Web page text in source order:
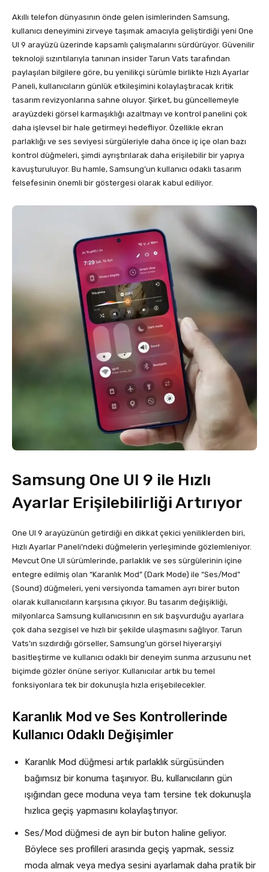
Akıllı telefon dünyasının önde gelen isimlerinden Samsung,
kullanıcı deneyimini zirveye taşımak amacıyla geliştirdiği yeni One
UI 9 arayüzü üzerinde kapsamlı çalışmalarını sürdürüyor. Güvenilir
teknoloji sızıntılarıyla tanınan insider Tarun Vats tarafından
paylaşılan bilgilere göre, bu yenilikçi sürümle birlikte Hızlı Ayarlar
Paneli, kullanıcıların günlük etkileşimini kolaylaştıracak kritik
tasarım revizyonlarına sahne oluyor. Şirket, bu güncellemeyle
arayüzdeki görsel karmaşıklığı azaltmayı ve kontrol panelini çok
daha işlevsel bir hale getirmeyi hedefliyor. Özellikle ekran
parlaklığı ve ses seviyesi sürgüleriyle daha önce iç içe olan bazı
kontrol düğmeleri, şimdi ayrıştırılarak daha erişilebilir bir yapıya
kavuşturuluyor. Bu hamle, Samsung’un kullanıcı odaklı tasarım
felsefesinin önemli bir göstergesi olarak kabul ediliyor.
Samsung One UI 9 ile Hızlı
Ayarlar Erişilebilirliği Artırıyor
One UI 9 arayüzünün getirdiği en dikkat çekici yeniliklerden biri,
Hızlı Ayarlar Paneli’ndeki düğmelerin yerleşiminde gözlemleniyor.
Mevcut One UI sürümlerinde, parlaklık ve ses sürgülerinin içine
entegre edilmiş olan “Karanlık Mod” (Dark Mode) ile “Ses/Mod”
(Sound) düğmeleri, yeni versiyonda tamamen ayrı birer buton
olarak kullanıcıların karşısına çıkıyor. Bu tasarım değişikliği,
milyonlarca Samsung kullanıcısının en sık başvurduğu ayarlara
çok daha sezgisel ve hızlı bir şekilde ulaşmasını sağlıyor. Tarun
Vats’ın sızdırdığı görseller, Samsung’un görsel hiyerarşiyi
basitleştirme ve kullanıcı odaklı bir deneyim sunma arzusunu net
biçimde gözler önüne seriyor. Kullanıcılar artık bu temel
fonksiyonlara tek bir dokunuşla hızla erişebilecekler.
Karanlık Mod ve Ses Kontrollerinde
Kullanıcı Odaklı Değişimler
Karanlık Mod düğmesi artık parlaklık sürgüsünden
bağımsız bir konuma taşınıyor. Bu, kullanıcıların gün
ışığından gece moduna veya tam tersine tek dokunuşla
hızlıca geçiş yapmasını kolaylaştırıyor.
Ses/Mod düğmesi de ayrı bir buton haline geliyor.
Böylece ses profilleri arasında geçiş yapmak, sessiz
moda almak veya medya sesini ayarlamak daha pratik bir